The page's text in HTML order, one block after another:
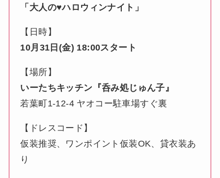
「大人の♥︎ハロウィンナイト」
【日時】
10月31日(金) 18:00スタート
【場所】
いーたちキッチン『呑み処じゅん子』
若葉町1-12-4 ヤオコー駐車場すぐ裏
【ドレスコード】
仮装推奨、ワンポイント仮装OK、貸衣装あ
り